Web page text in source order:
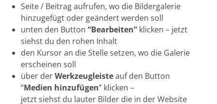
Seite / Beitrag aufrufen, wo die Bildergalerie
hinzugefügt oder geändert werden soll
unten den Button“Bearbeiten” klicken – jetzt
siehst du den rohen Inhalt
den Kursor an die Stelle setzen, wo die Galerie
erscheinen soll
über derWerkzeugleisteauf den Button
“Medien hinzufügen” klicken –
jetzt siehst du lauter Bilder die in der Website